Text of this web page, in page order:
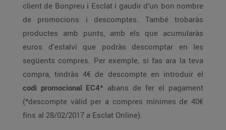
client de Bonpreu i Esclat i gaudir d’un bon nombre
de promocions i descomptes. També trobaràs
productes amb punts, amb els que acumularàs
euros d'estalvi que podràs descomptar en les
següents compres. Per exemple, si fas ara la teva
compra, tindràs 4€ de descompte en introduir el
codi promocional EC4* abans de fer el pagament
(*descompte vàlid per a compres mínimes de 40€
fins al 28/02/2017 a Esclat Online).